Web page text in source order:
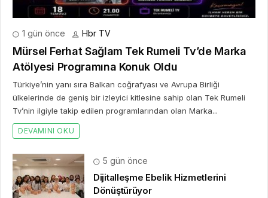
1 gün önce Hbr TV
Mürsel Ferhat Sağlam Tek Rumeli Tv’de Marka
Atölyesi Programına Konuk Oldu
Türkiye’nin yanı sıra Balkan coğrafyası ve Avrupa Birliği
ülkelerinde de geniş bir izleyici kitlesine sahip olan Tek Rumeli
Tv’nin ilgiyle takip edilen programlarından olan Marka...
DEVAMINI OKU
5 gün önce
Dijitalleşme Ebelik Hizmetlerini
Dönüştürüyor